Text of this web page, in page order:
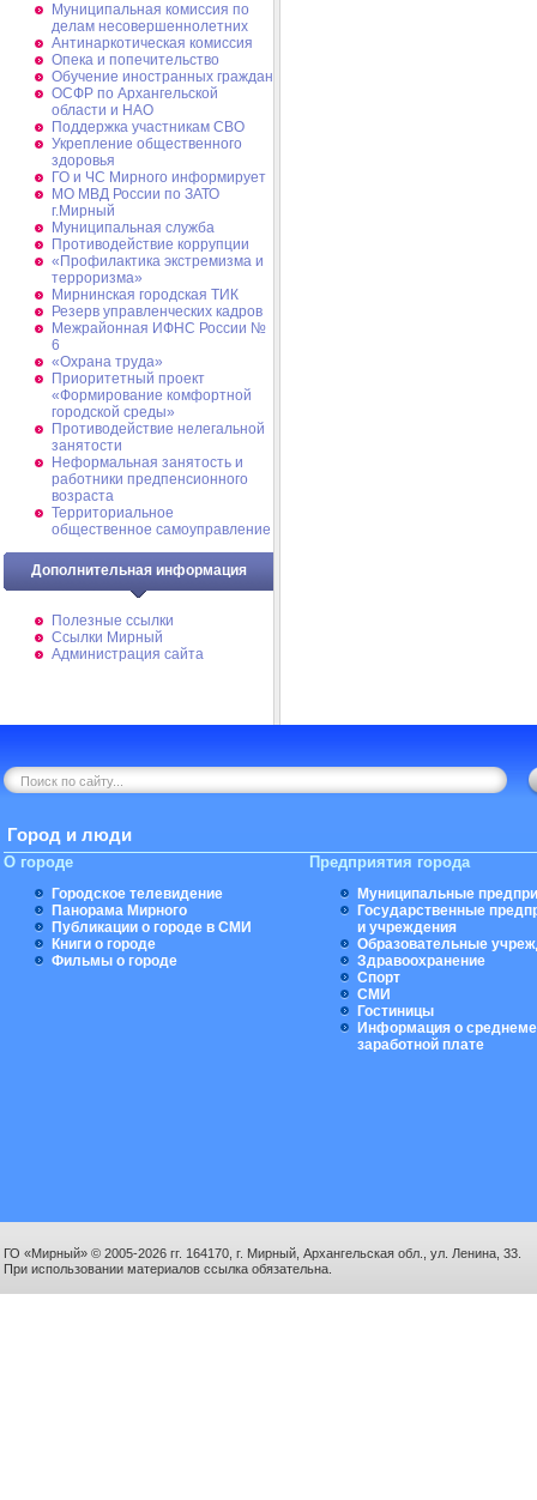
Муниципальная комиссия по
делам несовершеннолетних
Антинаркотическая комиссия
Опека и попечительство
Обучение иностранных граждан
ОСФР по Архангельской
области и НАО
Поддержка участникам СВО
Укрепление общественного
здоровья
ГО и ЧС Мирного информирует
МО МВД России по ЗАТО
г.Мирный
Муниципальная cлужба
Противодействие коррупции
«Профилактика экстремизма и
терроризма»
Мирнинская городская ТИК
Резерв управленческих кадров
Межрайонная ИФНС России №
6
«Охрана труда»
Приоритетный проект
«Формирование комфортной
городской среды»
Противодействие нелегальной
занятости
Неформальная занятость и
работники предпенсионного
возраста
Территориальное
общественное самоуправление
Дополнительная информация
Полезные ссылки
Ссылки Мирный
Администрация сайта
Город и люди
О городе
Городское телевидение
Панорама Мирного
Публикации о городе в СМИ
Книги о городе
Фильмы о городе
Предприятия города
Муниципальные
Государственные
и учреждения
Образовательные
Здравоохранение
Спорт
СМИ
Гостиницы
Информация о
заработной плате
ГО «Мирный» © 2005-2026 гг. 164170, г. Мирный, Архангельская обл., ул. Ленина, 33.
При использовании материалов ссылка обязательна.